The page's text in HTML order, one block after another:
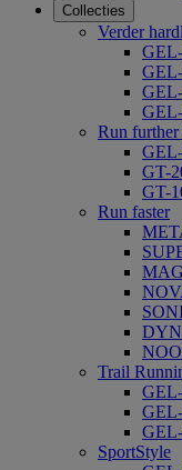
Collecties
Verder
Run
GT-
GT-
Run faster
Trail
SportStyle